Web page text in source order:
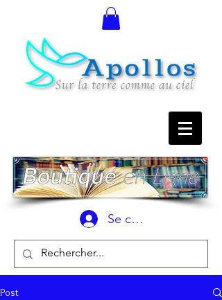
Se connecter
Post